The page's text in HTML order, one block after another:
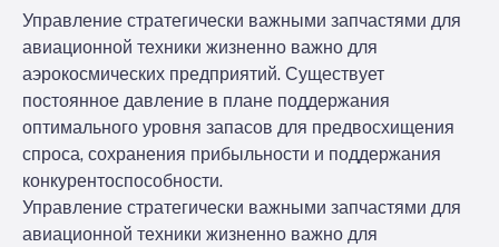
Управление стратегически важными запчастями для
авиационной техники жизненно важно для
аэрокосмических предприятий. Существует
постоянное давление в плане поддержания
оптимального уровня запасов для предвосхищения
спроса, сохранения прибыльности и поддержания
конкурентоспособности.
Управление стратегически важными запчастями для
авиационной техники жизненно важно для